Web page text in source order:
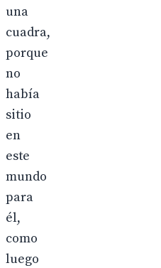
una
cuadra,
porque
no
había
sitio
en
este
mundo
para
él,
como
luego